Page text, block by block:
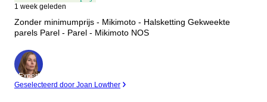
1 week geleden
Zonder minimumprijs - Mikimoto - Halsketting Gekweekte
parels Parel - Parel - Mikimoto NOS
Expert
Geselecteerd door Joan Lowther